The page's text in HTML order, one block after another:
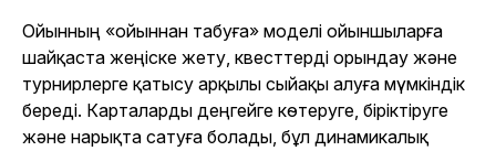
Ойынның «ойыннан табуға» моделі ойыншыларға
шайқаста жеңіске жету, квесттерді орындау және
турнирлерге қатысу арқылы сыйақы алуға мүмкіндік
береді. Карталарды деңгейге көтеруге, біріктіруге
және нарықта сатуға болады, бұл динамикалық